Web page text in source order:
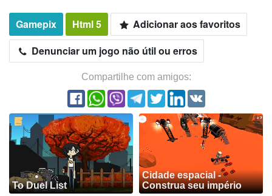
Gamepix Html 5
Adicionar aos favoritos
Denunciar um jogo não útil ou erros
Compartilhe com amigos:
To Duel List
Cidade espacial -
Construa seu império